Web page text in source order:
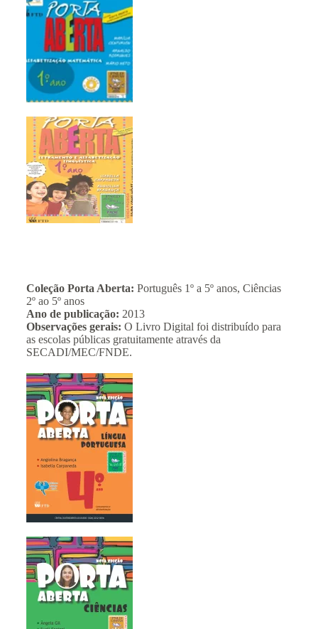
Coleção Porta Aberta: Português 1º a 5º anos, Ciências
2º ao 5º anos
Ano de publicação: 2013
Observações gerais: O Livro Digital foi distribuído para
as escolas públicas gratuitamente através da
SECADI/MEC/FNDE.